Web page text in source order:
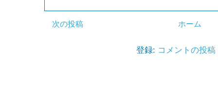
次の投稿 ホーム
登録: コメントの投